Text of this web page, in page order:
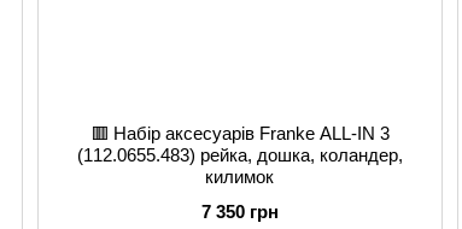
🟥 Набір аксесуарів Franke ALL-IN 3
(112.0655.483) рейка, дошка, коландер,
килимок
7 350 грн